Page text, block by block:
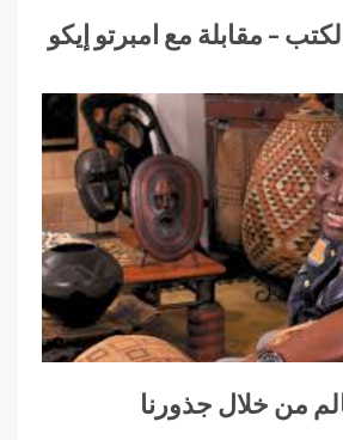
– مقابلة مع امبرتو إيكو
من خلال جذورنا